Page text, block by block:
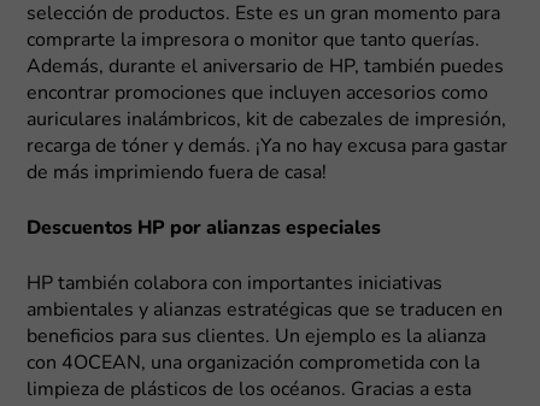
selección de productos. Este es un gran momento para
comprarte la impresora o monitor que tanto querías.
Además, durante el aniversario de HP, también puedes
encontrar promociones que incluyen accesorios como
auriculares inalámbricos, kit de cabezales de impresión,
recarga de tóner y demás. ¡Ya no hay excusa para gastar
de más imprimiendo fuera de casa!
Descuentos HP por alianzas especiales
HP también colabora con importantes iniciativas
ambientales y alianzas estratégicas que se traducen en
beneficios para sus clientes. Un ejemplo es la alianza
con 4OCEAN, una organización comprometida con la
limpieza de plásticos de los océanos. Gracias a esta